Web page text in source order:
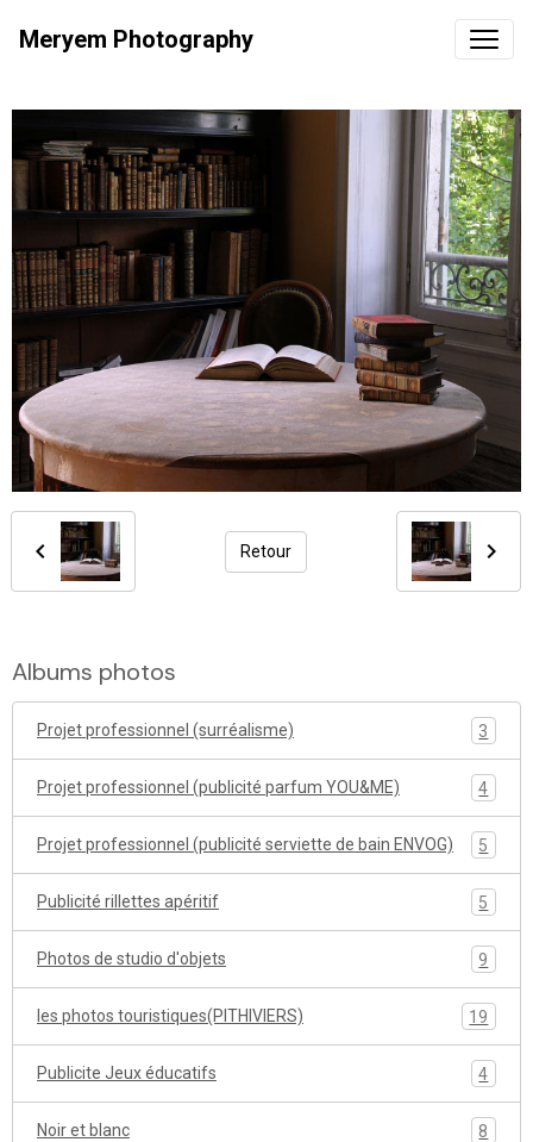
Meryem Photography
Retour
Albums photos
Projet professionnel (surréalisme) 3
Projet professionnel (publicité parfum YOU&ME) 4
Projet professionnel (publicité serviette de bain ENVOG) 5
Publicité rillettes apéritif 5
Photos de studio d'objets 9
les photos touristiques(PITHIVIERS) 19
Publicite Jeux éducatifs 4
Noir et blanc 8